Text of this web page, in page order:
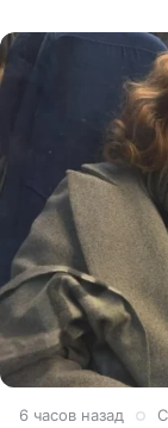
6 часов назад